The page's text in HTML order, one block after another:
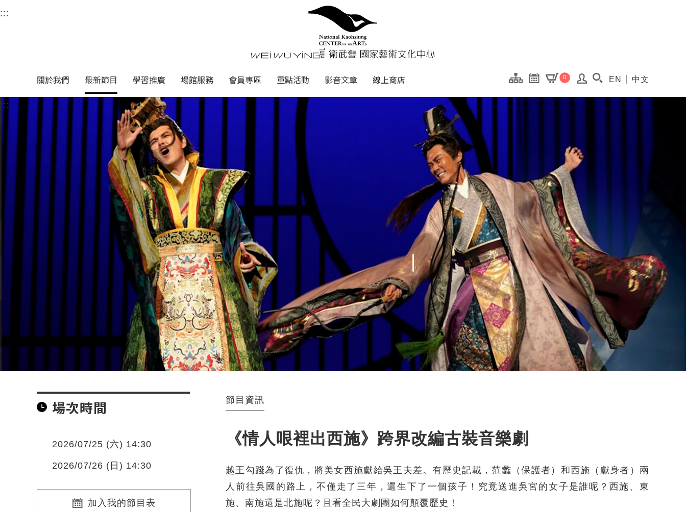
衛武營國家藝術文化中心
中央內容區塊，為本頁主要內容區。
::: 衛武營國家藝術文化中心 National
關於我們 最新節目 學習推廣 場館服務 會員專區 重點活動 影音文章 線上商店 0 搜尋(開啟搜尋視窗)
EN 中文
::: 中央內容區塊，為本頁主要內容區。
場次時間
2026/07/25 (六) 14:30
2026/07/26 (日) 14:30
加入我的節目表
節目資訊
《情人哏裡出西施》跨界改編古裝音樂劇
越王勾踐為了復仇，將美女西施獻給吳王夫差。有歷史記載，范蠡（保護者）和西施（獻身者）兩
人前往吳國的路上，不僅走了三年，還生下了一個孩子！究竟送進吳宮的女子是誰呢？西施、東
施、南施還是北施呢？且看全民大劇團如何顛覆歷史！